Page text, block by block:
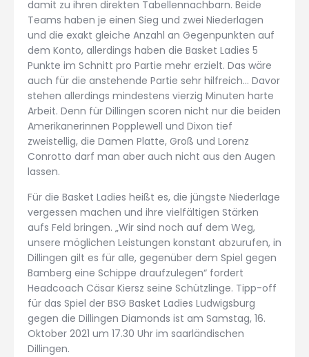
damit zu ihren direkten Tabellennachbarn. Beide
Teams haben je einen Sieg und zwei Niederlagen
und die exakt gleiche Anzahl an Gegenpunkten auf
dem Konto, allerdings haben die Basket Ladies 5
Punkte im Schnitt pro Partie mehr erzielt. Das wäre
auch für die anstehende Partie sehr hilfreich… Davor
stehen allerdings mindestens vierzig Minuten harte
Arbeit. Denn für Dillingen scoren nicht nur die beiden
Amerikanerinnen Popplewell und Dixon tief
zweistellig, die Damen Platte, Groß und Lorenz
Conrotto darf man aber auch nicht aus den Augen
lassen.
Für die Basket Ladies heißt es, die jüngste Niederlage
vergessen machen und ihre vielfältigen Stärken
aufs Feld bringen. „Wir sind noch auf dem Weg,
unsere möglichen Leistungen konstant abzurufen, in
Dillingen gilt es für alle, gegenüber dem Spiel gegen
Bamberg eine Schippe draufzulegen“ fordert
Headcoach Cäsar Kiersz seine Schützlinge. Tipp-off
für das Spiel der BSG Basket Ladies Ludwigsburg
gegen die Dillingen Diamonds ist am Samstag, 16.
Oktober 2021 um 17.30 Uhr im saarländischen
Dillingen.